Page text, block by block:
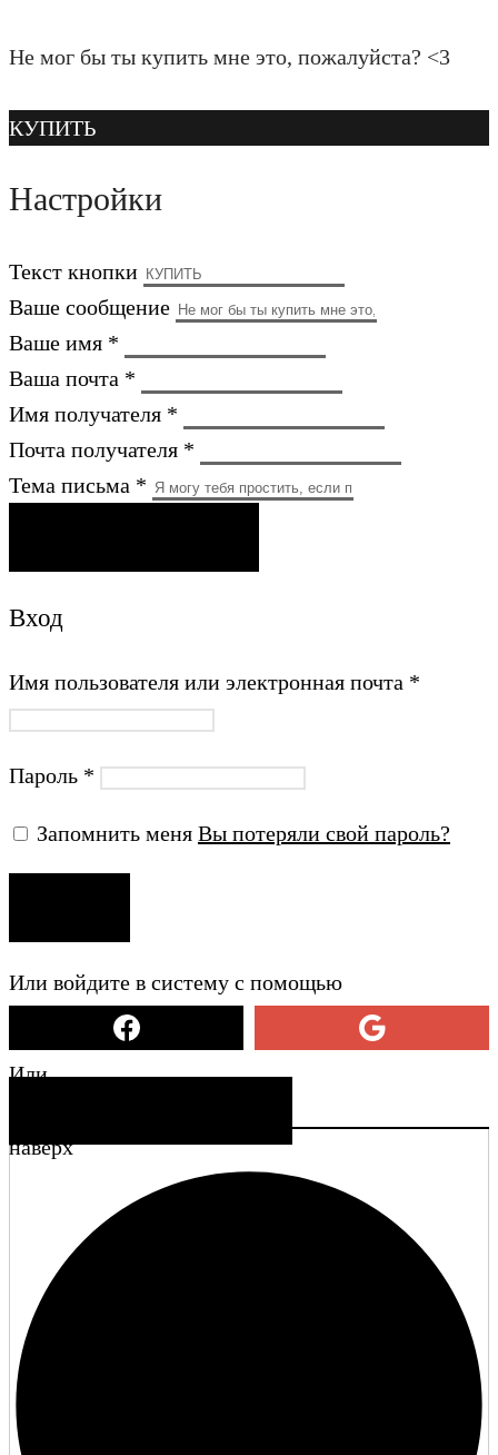
Не мог бы ты купить мне это, пожалуйста? <3
КУПИТЬ
Настройки
Текст кнопки
Ваше сообщение
Ваше имя *
Ваша почта *
Имя получателя *
Почта получателя *
Тема письма *
Вход
Имя пользователя или электронная почта *
Пароль *
Запомнить меня Вы потеряли свой пароль?
Или войдите в систему с помощью
Или
наверх